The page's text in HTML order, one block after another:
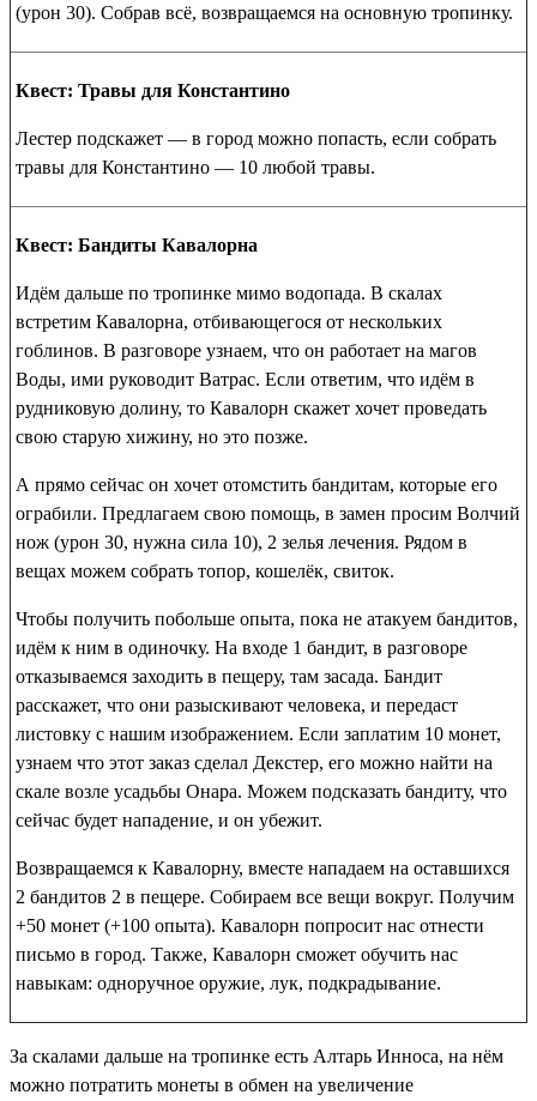
(урон 30). Собрав всё, возвращаемся на основную тропинку.
Квест: Травы для Константино
Лестер подскажет — в город можно попасть, если собрать
травы для Константино — 10 любой травы.
Квест: Бандиты Кавалорна
Идём дальше по тропинке мимо водопада. В скалах
встретим Кавалорна, отбивающегося от нескольких
гоблинов. В разговоре узнаем, что он работает на магов
Воды, ими руководит Ватрас. Если ответим, что идём в
рудниковую долину, то Кавалорн скажет хочет проведать
свою старую хижину, но это позже.
А прямо сейчас он хочет отомстить бандитам, которые его
ограбили. Предлагаем свою помощь, в замен просим Волчий
нож (урон 30, нужна сила 10), 2 зелья лечения. Рядом в
вещах можем собрать топор, кошелёк, свиток.
Чтобы получить побольше опыта, пока не атакуем бандитов,
идём к ним в одиночку. На входе 1 бандит, в разговоре
отказываемся заходить в пещеру, там засада. Бандит
расскажет, что они разыскивают человека, и передаст
листовку с нашим изображением. Если заплатим 10 монет,
узнаем что этот заказ сделал Декстер, его можно найти на
скале возле усадьбы Онара. Можем подсказать бандиту, что
сейчас будет нападение, и он убежит.
Возвращаемся к Кавалорну, вместе нападаем на оставшихся
2 бандитов 2 в пещере. Собираем все вещи вокруг. Получим
+50 монет (+100 опыта). Кавалорн попросит нас отнести
письмо в город. Также, Кавалорн сможет обучить нас
навыкам: одноручное оружие, лук, подкрадывание.
За скалами дальше на тропинке есть Алтарь Инноса, на нём
можно потратить монеты в обмен на увеличение